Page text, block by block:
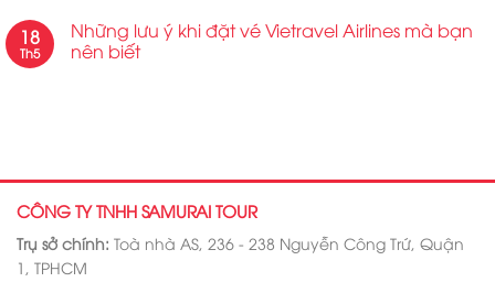
18
Th5
Những lưu ý khi đặt vé Vietravel Airlines mà bạn
nên biết
CÔNG TY TNHH SAMURAI TOUR
Trụ sở chính: Toà nhà AS, 236 - 238 Nguyễn Công Trứ, Quận
1, TPHCM